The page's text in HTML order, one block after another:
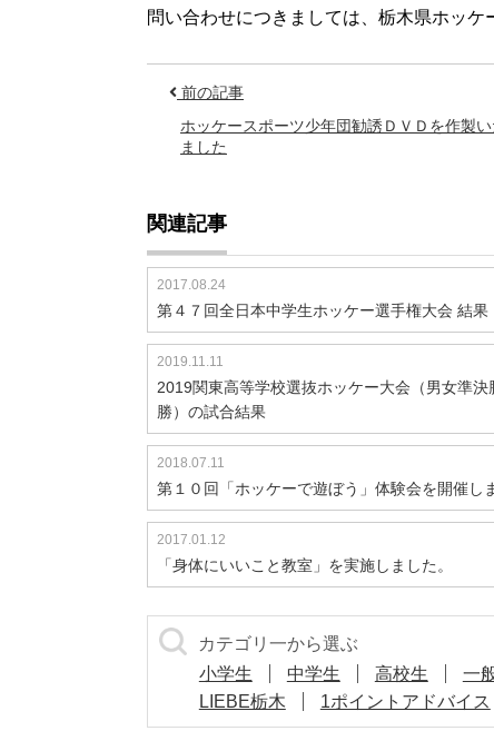
問い合わせにつきましては、栃木県ホッ
前の記事
ホッケースポーツ少年団勧誘ＤＶＤを作製い
ました
関連記事
2017.08.24
第４７回全日本中学生ホッケー選手権大会 結果
2019.11.11
2019関東高等学校選抜ホッケー大会（男女準決
勝）の試合結果
2018.07.11
第１０回「ホッケーで遊ぼう」体験会を開催し
2017.01.12
「身体にいいこと教室」を実施しました。
カテゴリ一から選ぶ
小学生
中学生 高校生 一
LIEBE栃木
1ポイントアドバイス